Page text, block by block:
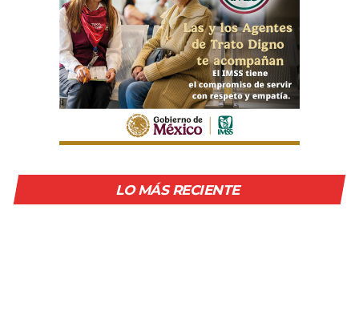
LO MÁS RECIENTE